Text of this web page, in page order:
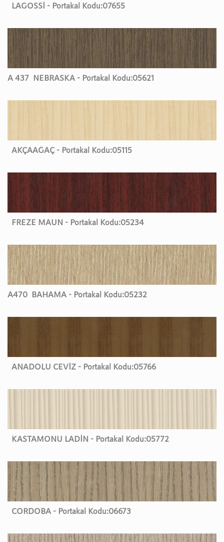
LAGOSSİ - Portakal Kodu:07655
A 437 NEBRASKA - Portakal Kodu:05621
AKÇAAĞAÇ - Portakal Kodu:05115
FREZE MAUN - Portakal Kodu:05234
A470 BAHAMA - Portakal Kodu:05232
ANADOLU CEVİZ - Portakal Kodu:05766
KASTAMONU LADİN - Portakal Kodu:05772
CORDOBA - Portakal Kodu:06673